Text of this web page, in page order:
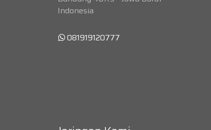
Indonesia
081919120777